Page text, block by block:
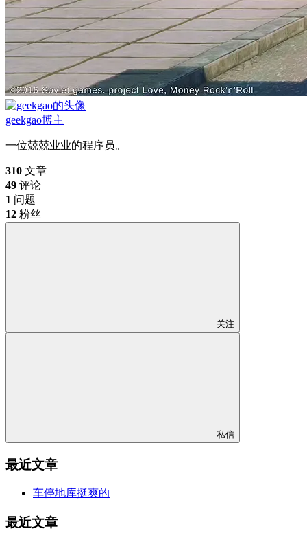
geekgao博主
一位兢兢业业的程序员。
310 文章
49 评论
1 问题
12 粉丝
关注
私信
最近文章
车停地库挺爽的
最近文章